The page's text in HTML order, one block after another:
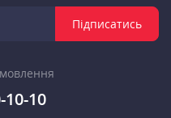
Підписатись
10-10